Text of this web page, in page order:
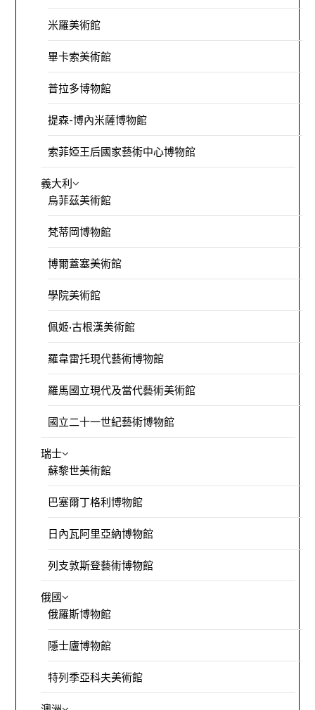
米羅美術館
畢卡索美術館
普拉多博物館
提森-博內米薩博物館
索菲婭王后國家藝術中心博物館
義大利
烏菲茲美術館
梵蒂岡博物館
博爾蓋塞美術館
學院美術館
佩姬·古根漢美術館
羅韋雷托現代藝術博物館
羅馬國立現代及當代藝術美術館
國立二十一世紀藝術博物館
瑞士
蘇黎世美術館
巴塞爾丁格利博物館
日內瓦阿里亞納博物館
列支敦斯登藝術博物館
俄國
俄羅斯博物館
隱士廬博物館
特列季亞科夫美術館